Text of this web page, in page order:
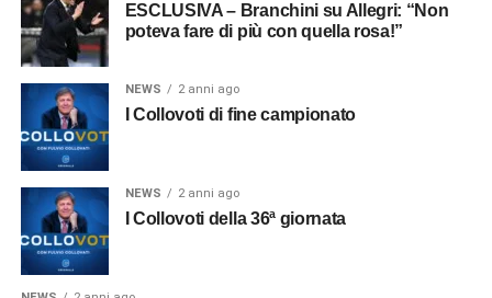
ESCLUSIVA – Branchini su Allegri: “Non
poteva fare di più con quella rosa!”
NEWS 2 anni ago
I Collovoti di fine campionato
NEWS 2 anni ago
I Collovoti della 36ª giornata